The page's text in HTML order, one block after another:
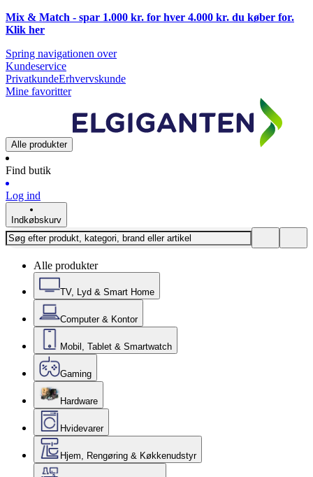
Mix & Match - spar 1.000 kr. for hver 4.000 kr. du køber for.
Klik her
Spring navigationen over
Kundeservice
PrivatkundeErhvervskunde
Mine favoritter
Alle produkter
Find butik
Log ind
Indkøbskurv
Alle produkter
TV, Lyd & Smart Home
Computer & Kontor
Mobil, Tablet & Smartwatch
Gaming
Hardware
Hvidevarer
Hjem, Rengøring & Køkkenudstyr